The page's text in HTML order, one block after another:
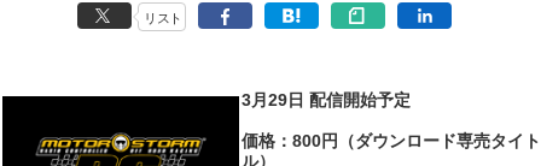
リスト
3月29日 配信開始予定
価格：800円（ダウンロード専売タイト
ル）